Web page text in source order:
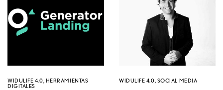
WIDULIFE 4.0, HERRAMIENTAS
DIGITALES
WIDULIFE 4.0, SOCIAL MEDIA